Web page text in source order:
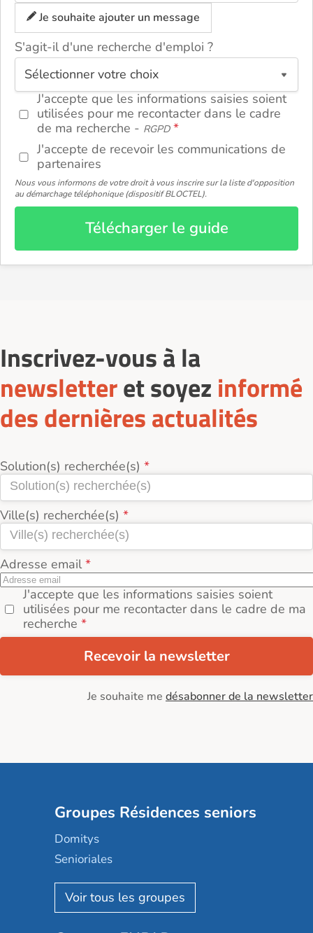
Je souhaite ajouter un message
S'agit-il d'une recherche d'emploi ?
J'accepte que les informations saisies soient
utilisées pour me recontacter dans le cadre
de ma recherche - RGPD
J'accepte de recevoir les communications de
partenaires
Nous vous informons de votre droit à vous inscrire sur la liste d'opposition
au démarchage téléphonique (dispositif BLOCTEL).
Télécharger le guide
ou
Inscrivez-vous à la
newsletteret soyez informé
des dernières actualités
Solution(s) recherchée(s)
Ville(s) recherchée(s)
Adresse email
J'accepte que les informations saisies soient
utilisées pour me recontacter dans le cadre de ma
recherche
Recevoir la newsletter
Je souhaite me désabonner de la newsletter
Groupes Résidences seniors
Domitys
Senioriales
Nohée
Les Résidentiels